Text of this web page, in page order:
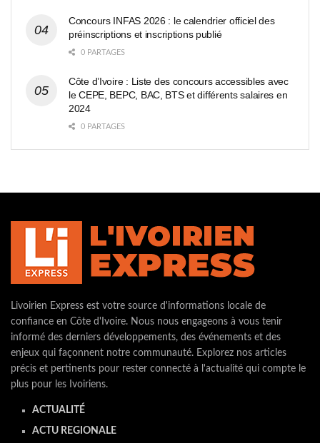
Concours INFAS 2026 : le calendrier officiel des
préinscriptions et inscriptions publié
0 PARTAGES
Côte d’Ivoire : Liste des concours accessibles avec
le CEPE, BEPC, BAC, BTS et différents salaires en
2024
0 PARTAGES
Livoirien Express est votre source d'informations locale de
confiance en Côte d'Ivoire. Nous nous engageons à vous tenir
informé des derniers développements, des événements et des
enjeux qui façonnent notre communauté. Explorez nos articles
précis et pertinents pour rester connecté à l'actualité qui compte le
plus pour les Ivoiriens.
ACTUALITÉ
ACTU REGIONALE